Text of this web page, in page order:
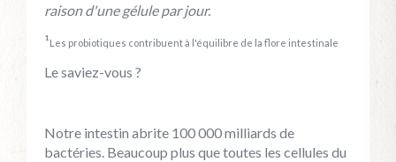
raison d'une gélule par jour.
¹Les probiotiques contribuent à l'équilibre de la flore intestinale
Le saviez-vous ?
Notre intestin abrite 100 000 milliards de
bactéries. Beaucoup plus que toutes les cellules du